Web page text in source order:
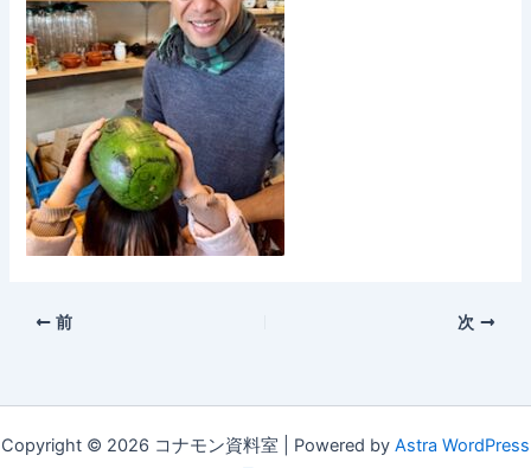
前 次
Copyright © 2026 コナモン資料室 | Powered by Astra WordPress